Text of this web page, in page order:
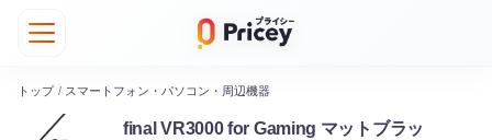
トップ / スマートフォン・パソコン・周辺機器
final VR3000 for Gaming マットブラッ